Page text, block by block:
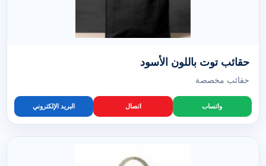
حقائب توت باللون الأسود
حقائب مخصصة
واتساب اتصال البريد الإلكتروني